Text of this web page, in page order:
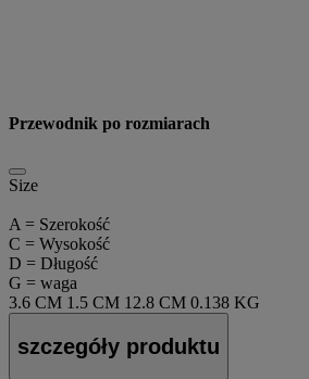
Przewodnik po rozmiarach
Size
A = Szerokość
C = Wysokość
D = Długość
G = waga
3.6 CM 1.5 CM 12.8 CM 0.138 KG
szczegóły produktu